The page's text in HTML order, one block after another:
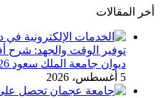
أخر المقالات
توفير الوقت والجهد: شرح
ديوان جامعة الملك سعود 2026
5 أغسطس، 2026